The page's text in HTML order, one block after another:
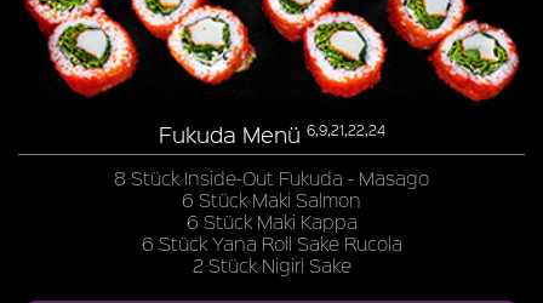
Fukuda Menü 6,9,21,22,24
8 Stück Inside-Out Fukuda - Masago
6 Stück Maki Salmon
6 Stück Maki Kappa
6 Stück Yana Roll Sake Rucola
2 Stück Nigiri Sake